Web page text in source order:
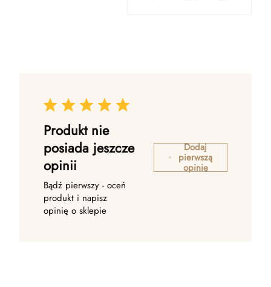
Produkt nie
posiada jeszcze
opinii
Bądź pierwszy - oceń
produkt i napisz
opinię o sklepie
Dodaj
pierwszą
opinię